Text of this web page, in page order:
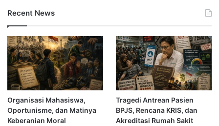
Recent News
Organisasi Mahasiswa,
Oportunisme, dan Matinya
Keberanian Moral
Tragedi Antrean Pasien
BPJS, Rencana KRIS, dan
Akreditasi Rumah Sakit